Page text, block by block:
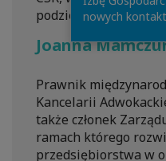
podzielą się:
Joanna
Prawnik
Kancelarii
także członek
ramach którego
przedsiębiorstwa w
nowych